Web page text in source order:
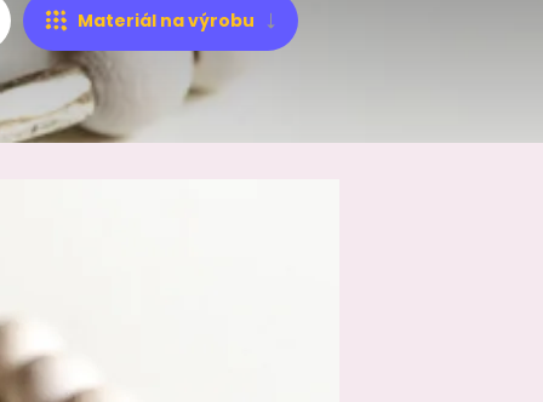
Materiál na výrobu